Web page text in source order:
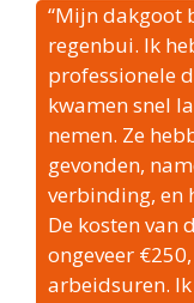
“Mijn dakgoot
regenbui. Ik
professionele
kwamen snel
nemen. Ze
gevonden,
verbinding, en
De kosten van
ongeveer
arbeidsuren.